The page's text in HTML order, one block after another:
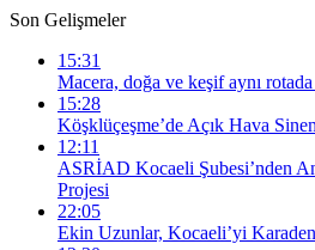
Son Gelişmeler
15:31
Macera, doğa ve keşif aynı
15:28
Köşklüçeşme’de Açık Hava
12:11
ASRİAD Kocaeli Şubesi’nden
Projesi
22:05
Ekin Uzunlar, Kocaeli’yi